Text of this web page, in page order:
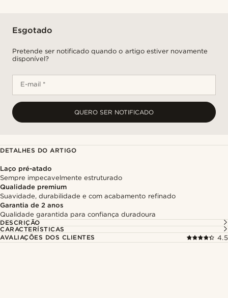
Esgotado
Pretende ser notificado quando o artigo estiver novamente
disponível?
E-mail *
QUERO SER NOTIFICADO
DETALHES DO ARTIGO
Laço pré-atado
Sempre impecavelmente estruturado
Qualidade premium
Suavidade, durabilidade e com acabamento refinado
Garantia de 2 anos
Qualidade garantida para confiança duradoura
DESCRIÇÃO
CARACTERÍSTICAS
AVALIAÇÕES DOS CLIENTES
4.5